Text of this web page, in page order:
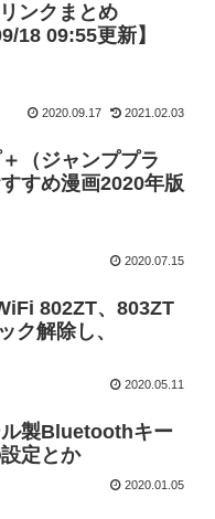
ンクまとめ
18 09:55更新】
2020.09.17 2021.02.03
（ジャンププラ
すめ漫画2020年版
2020.07.15
802ZT、803ZT
ク解除し、
2020.05.11
ル製Bluetoothキー
定とか
2020.01.05